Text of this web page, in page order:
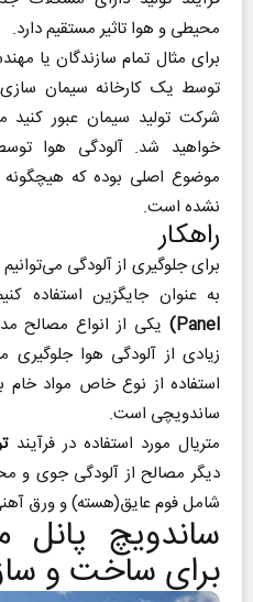
محیطی و هوا تاثیر مستقیم دارد.
برای مثال تمام سازندگان یا
توسط یک کارخانه سیمان
شرکت تولید سیمان عبور
خواهید شد. آلودگی هوا
موضوع اصلی بوده که هیچگونه
نشده است.
راهکار
برای جلوگیری از آلودگی
به عنوان جایگزین استفاده
Panel)
یکی از انواع
زیادی از آلودگی هوا
استفاده از نوع خاص مواد خام
ساندویچی است.
متریال مورد استفاده در فرآیند
دیگر مصالح از آلودگی جوی و
شامل فوم عایق(هسته) و ورق
ساندویچ پانل
برای ساخت و